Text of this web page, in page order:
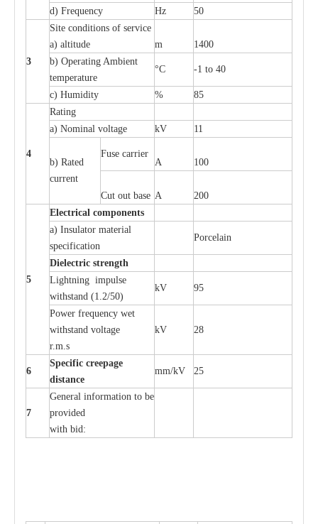
d) Frequency Hz 50
3
Site conditions of service
a) altitude m
1400
b) Operating Ambient
temperature
°C -1 to 40
c) Humidity % 85
4
Rating
a) Nominal voltage kV 11
b) Rated
current
Fuse carrier
A
100
Cut out base A 200
5
Electrical components
a) Insulator material
specification
Porcelain
Dielectric strength
Lightning impulse
withstand (1.2/50)
kV 95
Power frequency wet
withstand voltage
r.m.s
kV 28
6
Specific creepage
distance
mm/kV 25
7
General information to be
provided
with bid: